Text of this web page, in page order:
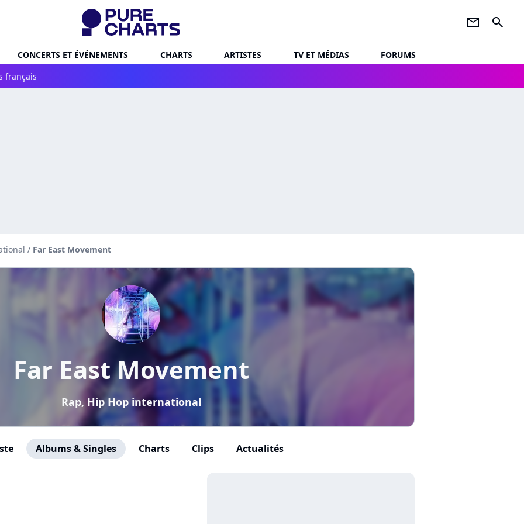
newsletter search
CONCERTS ET ÉVÉNEMENTS CHARTS ARTISTES TV ET MÉDIAS
FORUMS
français
/ Far East Movement
Far East Movement
Rap, Hip Hop international
Albums & Singles Charts Clips Actualités